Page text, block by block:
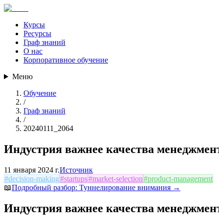
Курсы
Ресурсы
Граф знаний
О нас
Корпоративное обучение
Меню
Обучение
/
Граф знаний
/
20240111_2064
Индустрия важнее качества
11 января 2024 г.Источник
#decision-making#startups#market-selection#product-management
📖Подробный разбор: Туннелирование внимания →
Индустрия важнее качества